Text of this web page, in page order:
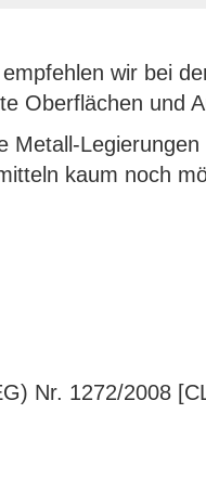
wir bei
Oberflächen und
Metall-
kaum noch
Nr. 1272/2008